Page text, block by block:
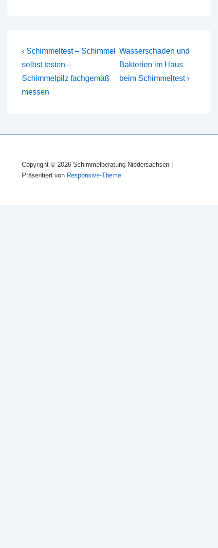
Beitragsnavigation
Vorheriger
Beitrag
ist
‹ Schimmeltest – Schimmel
selbst testen –
Schimmelpilz fachgemäß
messen
Nächster
Beitrag
ist
Wasserschaden und
Bakterien im Haus
beim Schimmeltest ›
Copyright © 2026 Schimmelberatung Niedersachsen
Präsentiert von Responsive-Theme